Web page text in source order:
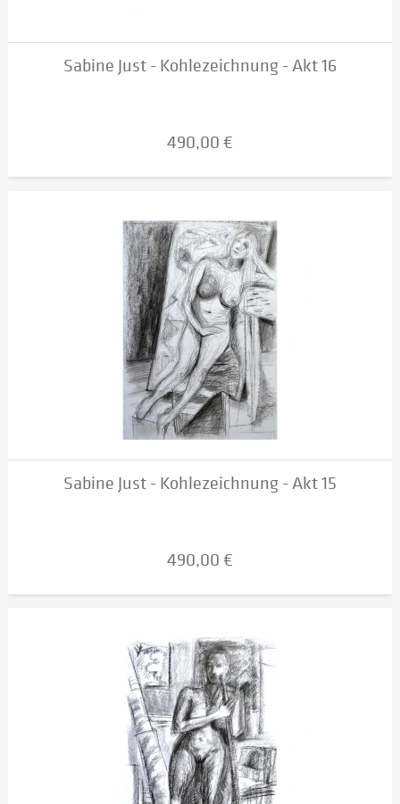
Sabine Just - Kohlezeichnung - Akt 16
490,00 €
Sabine Just - Kohlezeichnung - Akt 15
490,00 €